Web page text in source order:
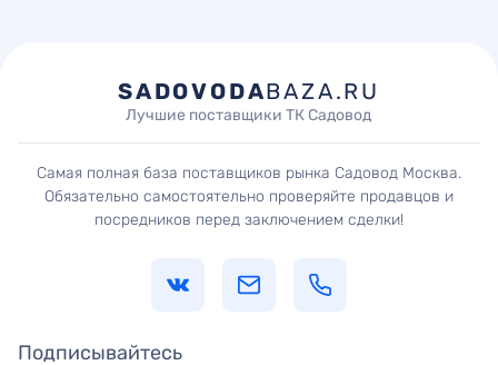
SADOVODABAZA.RU
Лучшие поставщики ТК Садовод
Самая полная база поставщиков рынка Садовод Москва.
Обязательно самостоятельно проверяйте продавцов и
посредников перед заключением сделки!
Подписывайтесь